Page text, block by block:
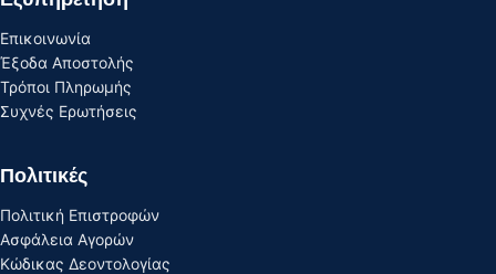
Επικοινωνία
Έξοδα Αποστολής
Τρόποι Πληρωμής
Συχνές Ερωτήσεις
Πολιτικές
Πολιτική Επιστροφών
Ασφάλεια Αγορών
Κώδικας Δεοντολογίας